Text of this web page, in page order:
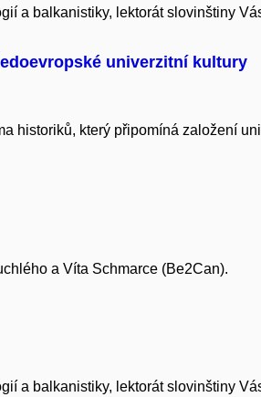
a balkanistiky, lektorát slovinštiny
univerzitní kultury
historiků, který připomíná založení
a Víta Schmarce (Be2Can).
a balkanistiky, lektorát slovinštiny